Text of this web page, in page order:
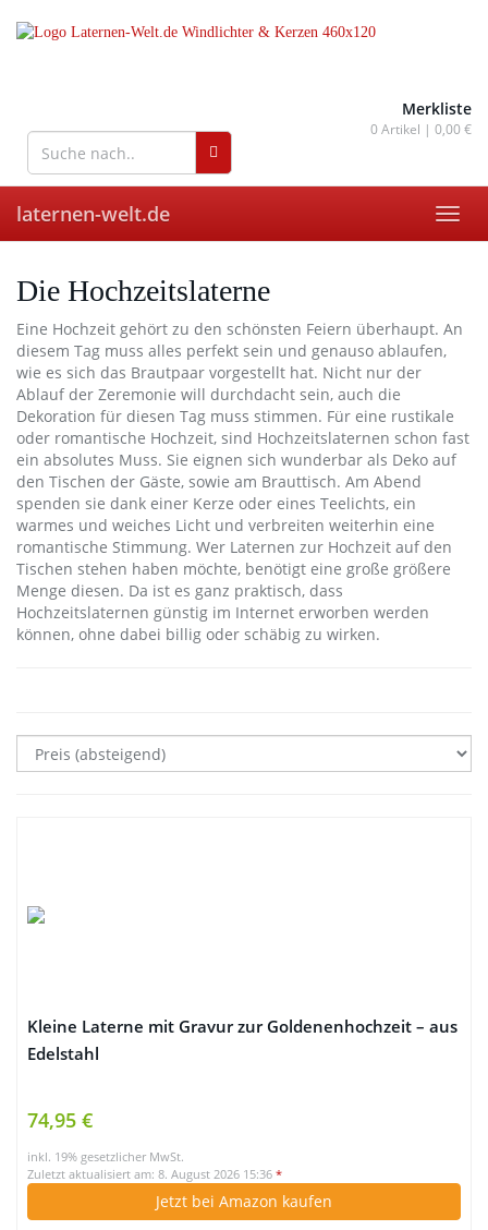
Merkliste
0Artikel | 0,00 €
laternen-welt.de
Die Hochzeitslaterne
Eine Hochzeit gehört zu den schönsten Feiern überhaupt. An
diesem Tag muss alles perfekt sein und genauso ablaufen,
wie es sich das Brautpaar vorgestellt hat. Nicht nur der
Ablauf der Zeremonie will durchdacht sein, auch die
Dekoration für diesen Tag muss stimmen. Für eine rustikale
oder romantische Hochzeit, sind Hochzeitslaternen schon fast
ein absolutes Muss. Sie eignen sich wunderbar als Deko auf
den Tischen der Gäste, sowie am Brauttisch. Am Abend
spenden sie dank einer Kerze oder eines Teelichts, ein
warmes und weiches Licht und verbreiten weiterhin eine
romantische Stimmung. Wer Laternen zur Hochzeit auf den
Tischen stehen haben möchte, benötigt eine große größere
Menge diesen. Da ist es ganz praktisch, dass
Hochzeitslaternen günstig im Internet erworben werden
können, ohne dabei billig oder schäbig zu wirken.
Kleine Laterne mit Gravur zur Goldenenhochzeit – aus
Edelstahl
74,95 €
inkl. 19% gesetzlicher MwSt.
Zuletzt aktualisiert am: 8. August 2026 15:36 *
Jetzt bei Amazon kaufen